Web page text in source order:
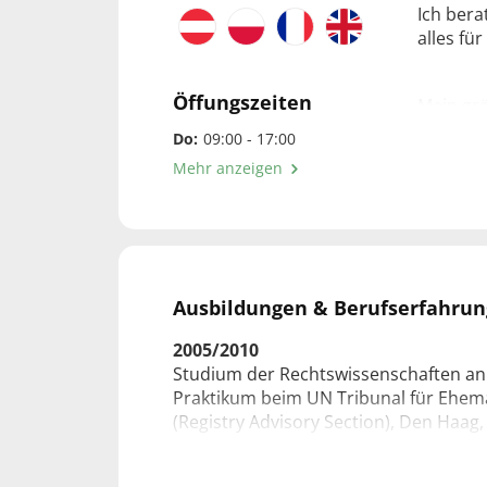
Öffungszeiten
Do: 09:00 - 17:00
Mehr anzeigen
Ich
alles
im
nicht
Sollte
Ausbildungen &
2005/2010
Studium der Rechtswissenschaften
Praktikum beim UN Tribunal für
(Registry Advisory Section), Den